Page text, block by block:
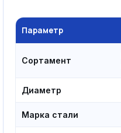
Параметр
Сортамент
Диаметр
Марка стали